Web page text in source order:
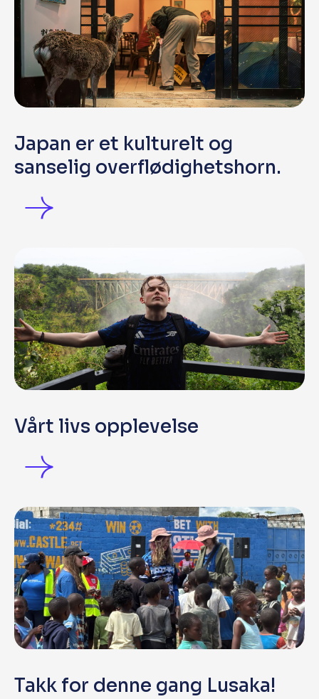
Japan er et kulturelt og
sanselig overflødighetshorn.
Vårt livs opplevelse
Takk for denne gang Lusaka!